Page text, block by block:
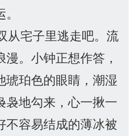
从宅子里逃走吧。流
。小钟正想作答，
琥珀色的眼睛，潮湿
袅地勾来，心一揪一
不容易结成的薄冰被